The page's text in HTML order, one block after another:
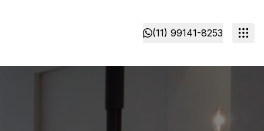
(11) 99141-8253